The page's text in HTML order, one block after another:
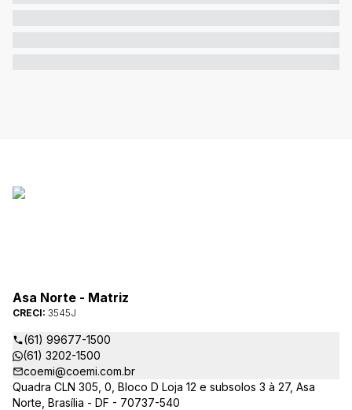
Asa Norte - Matriz
CRECI: 3545J
(61) 99677-1500
(61) 3202-1500
coemi@coemi.com.br
Quadra CLN 305, 0, Bloco D Loja 12 e subsolos 3 à 27, Asa
Norte, Brasília - DF - 70737-540